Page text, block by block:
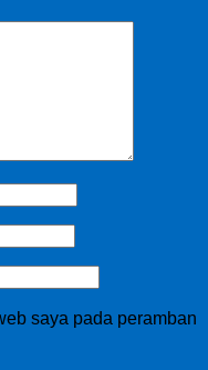
saya pada peramban